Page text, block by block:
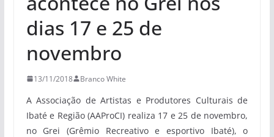
dias 17 e 25 de
novembro
13/11/2018 Branco White
A Associação de Artistas e Produtores Culturais de
Ibaté e Região (AAProCI) realiza 17 e 25 de novembro,
no Grei (Grêmio Recreativo e esportivo Ibaté), o